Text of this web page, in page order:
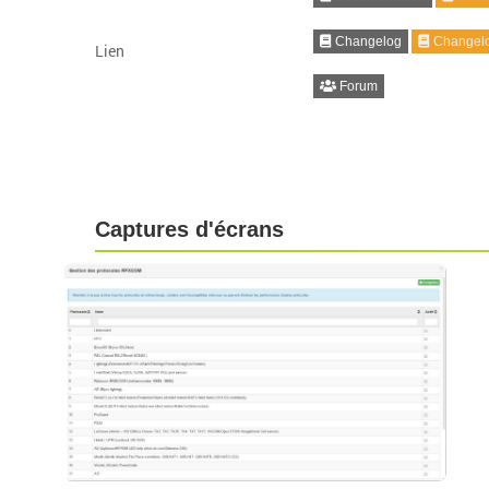
Lien Changelog
Forum
Captures d'écrans